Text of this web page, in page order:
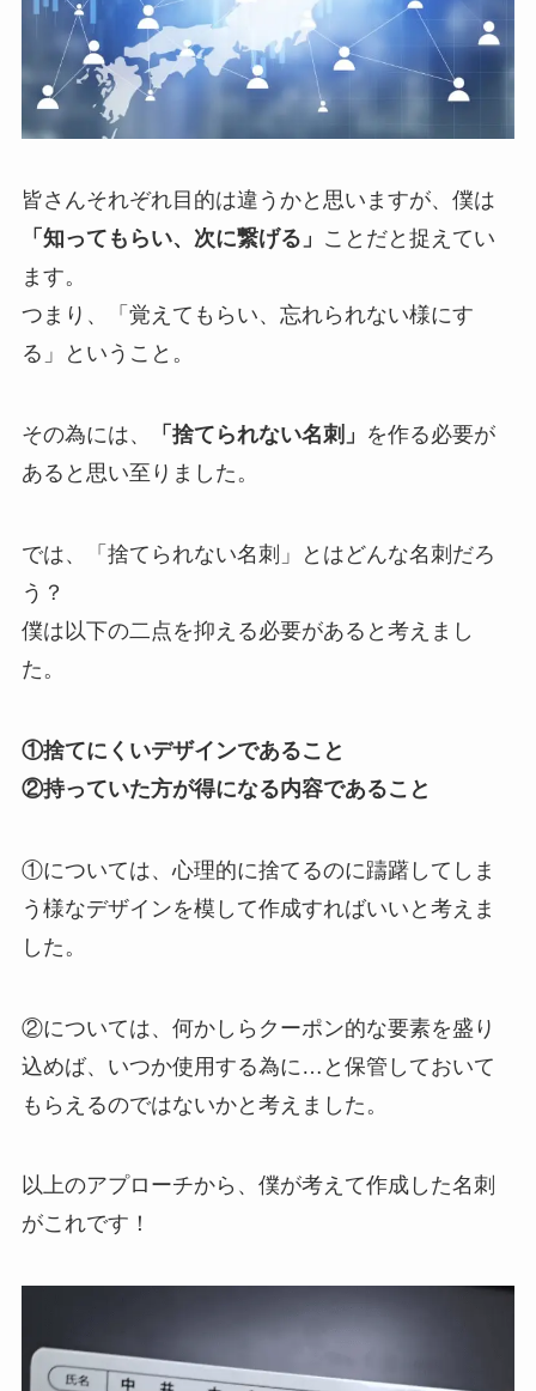
皆さんそれぞれ目的は違うかと思いますが、僕は
「知ってもらい、次に繋げる」 ことだと捉えてい
ます。
つまり、「覚えてもらい、忘れられない様にす
る」ということ。
その為には、 「捨てられない名刺」 を作る必要が
あると思い至りました。
では、「捨てられない名刺」とはどんな名刺だろ
う？
僕は以下の二点を抑える必要があると考えまし
た。
①捨てにくいデザインであること
②持っていた方が得になる内容であること
①については、心理的に捨てるのに躊躇してしま
う様なデザインを模して作成すればいいと考えま
した。
②については、何かしらクーポン的な要素を盛り
込めば、いつか使用する為に…と保管しておいて
もらえるのではないかと考えました。
以上のアプローチから、僕が考えて作成した名刺
がこれです！